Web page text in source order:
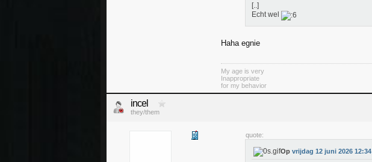
[..]
Echt wel
Haha egnie
My age is very
Inappropriate
for my behavior
incel
they/them
quote:
Op vrijdag 12 juni 2026 12:34